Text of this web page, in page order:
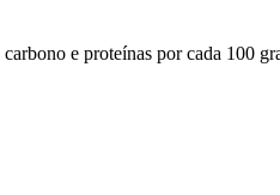
e proteínas por cada 100